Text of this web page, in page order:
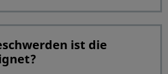
ist die